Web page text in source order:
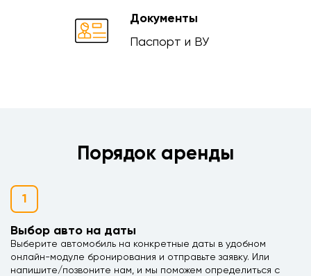
Документы
Паспорт и ВУ
Порядок аренды
1
Выбор авто на даты
Выберите автомобиль на конкретные даты в удобном
онлайн-модуле бронирования и отправьте заявку. Или
напишите/позвоните нам, и мы поможем определиться с